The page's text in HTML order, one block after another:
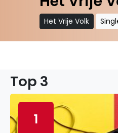
Het Vrije Volk
Top 3
1